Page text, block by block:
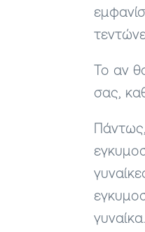
Το αν
σας,